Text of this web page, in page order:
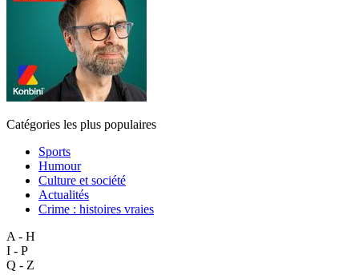
Catégories les plus populaires
Sports
Humour
Culture et société
Actualités
Crime : histoires vraies
A - H
I - P
Q - Z